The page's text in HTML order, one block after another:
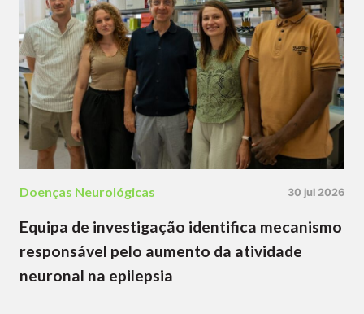
Doenças Neurológicas 30 jul 2026
Equipa de investigação identifica mecanismo
responsável pelo aumento da atividade
neuronal na epilepsia